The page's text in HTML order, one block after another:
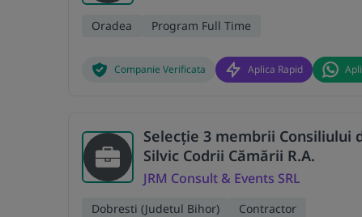
Oradea Program Full Time
Companie Verificata Aplica Rapid
Selecție 3 membrii
Silvic Codrii Cămării R.A.
JRM Consult & Events SRL
Dobresti (Judetul Bihor) Contractor